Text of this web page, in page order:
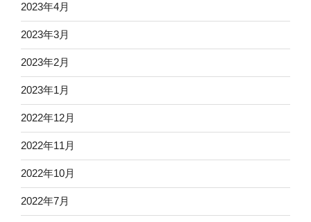
2023年4月
2023年3月
2023年2月
2023年1月
2022年12月
2022年11月
2022年10月
2022年7月